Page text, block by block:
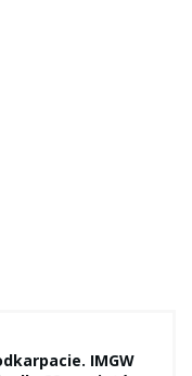
IMGW